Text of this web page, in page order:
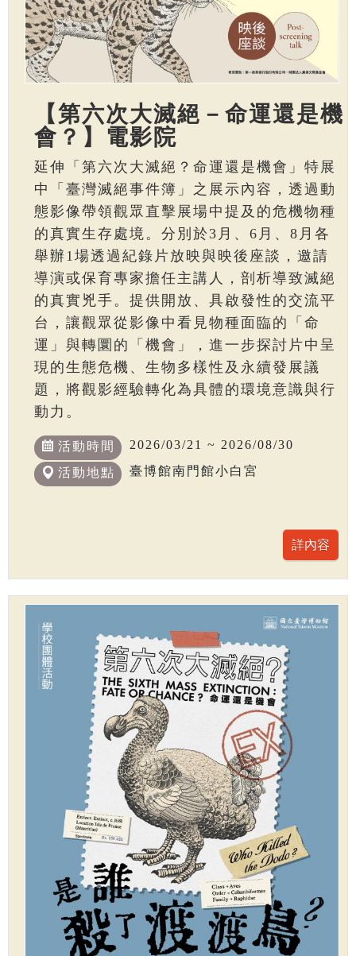
【第六次大滅絕－命運還是機
會？】電影院
延伸「第六次大滅絕？命運還是機會」特展
中「臺灣滅絕事件簿」之展示內容，透過動
態影像帶領觀眾直擊展場中提及的危機物種
的真實生存處境。分別於3月、6月、8月各
舉辦1場透過紀錄片放映與映後座談，邀請
導演或保育專家擔任主講人，剖析導致滅絕
的真實兇手。提供開放、具啟發性的交流平
台，讓觀眾從影像中看見物種面臨的「命
運」與轉圜的「機會」，進一步探討片中呈
現的生態危機、生物多樣性及永續發展議
題，將觀影經驗轉化為具體的環境意識與行
動力。
活動時間 2026/03/21 ~ 2026/08/30
活動地點 臺博館南門館小白宮